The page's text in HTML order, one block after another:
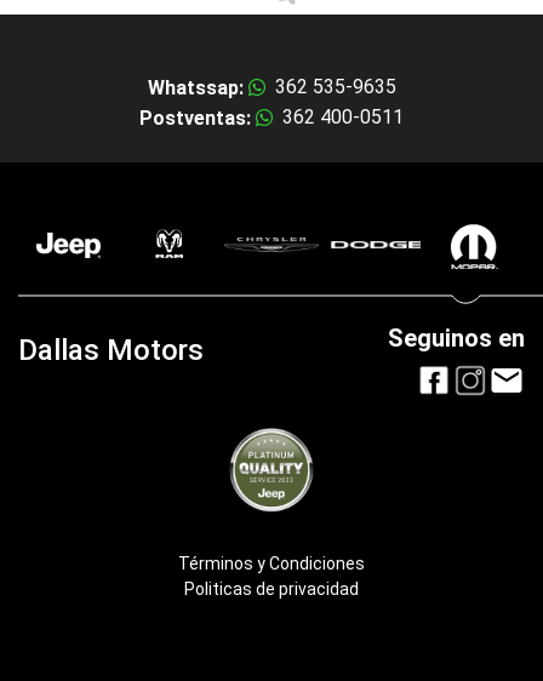
Whatssap:
362 535-9635
Postventas:
362 400-0511
Dallas Motors Seguinos en
Términos y Condiciones
Politicas de privacidad